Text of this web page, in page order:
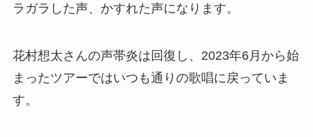
ラガラした声、かすれた声になります。
花村想太さんの声帯炎は回復し、2023年6月から始
まったツアーではいつも通りの歌唱に戻っていま
す。